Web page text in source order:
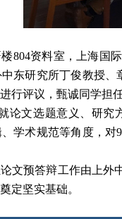
804资料室，上海国
东研究所丁俊教授
行评议，甄诚同学担
论文选题意义、研究
学术规范等角度，对9
文预答辩工作由上外
定坚实基础。